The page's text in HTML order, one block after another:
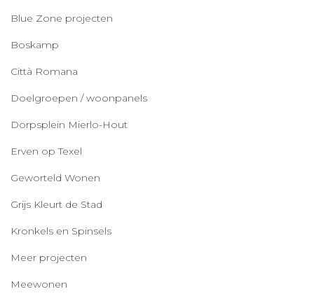
Blue Zone projecten
Boskamp
Città Romana
Doelgroepen / woonpanels
Dorpsplein Mierlo-Hout
Erven op Texel
Geworteld Wonen
Grijs Kleurt de Stad
Kronkels en Spinsels
Meer projecten
Meewonen